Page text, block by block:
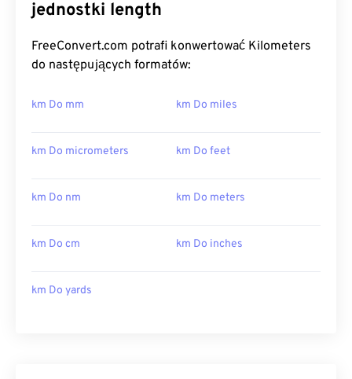
jednostki length
FreeConvert.com potrafi konwertować Kilometers
do następujących formatów:
km Do mm km Do miles
km Do micrometers km Do feet
km Do nm km Do meters
km Do cm km Do inches
km Do yards